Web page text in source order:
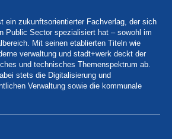
ein zukunftsorientierter Fachverlag, der sich
Public Sector spezialisiert hat – sowohl im
Mit seinen etablierten Titeln wie
verwaltung und stadt+werk deckt der
und technisches Themenspektrum ab.
stets die Digitalisierung und
Verwaltung sowie die kommunale